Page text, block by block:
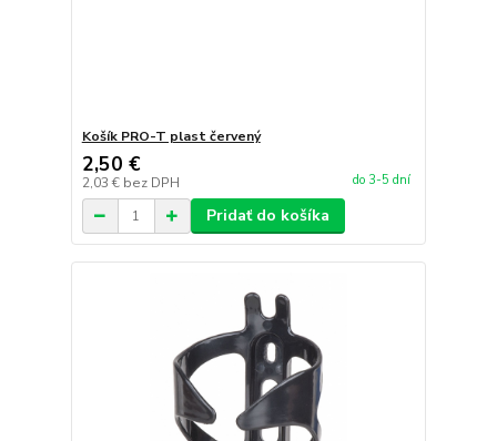
Košík PRO-T plast červený
2,50 €
2,03 € bez DPH do 3-5 dní
Pridať do košíka